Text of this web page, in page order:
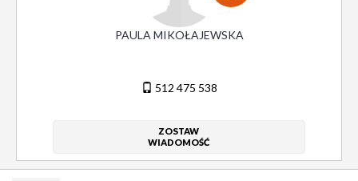
PAULA MIKOŁAJEWSKA
512 475 538
ZOSTAW
WIADOMOŚĆ